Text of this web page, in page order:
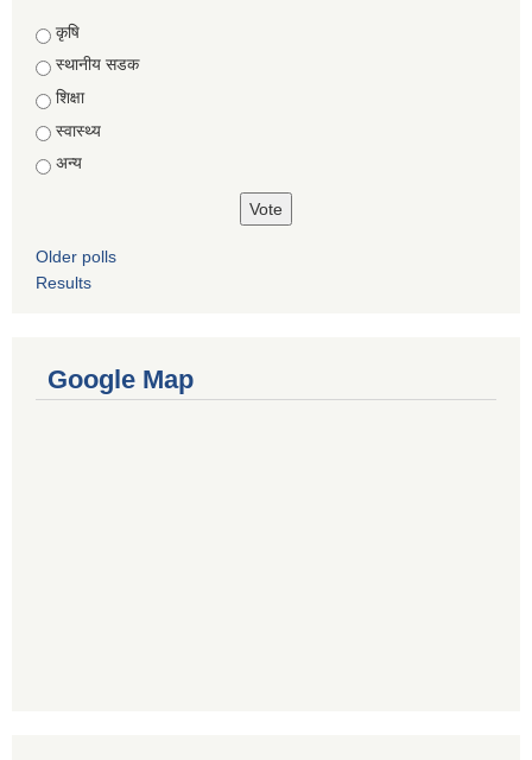
Choices
कृषि
स्थानीय सडक
शिक्षा
स्वास्थ्य
अन्य
Older polls
Results
Google Map